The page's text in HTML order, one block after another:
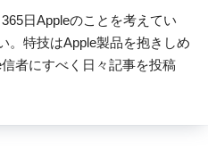
日Appleのことを考えてい
。特技はApple製品を抱きしめ
者にすべく日々記事を投稿